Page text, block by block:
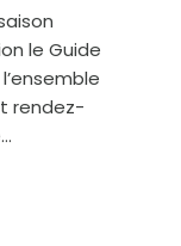
le Guide
rendez-